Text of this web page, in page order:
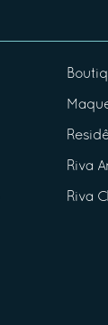
Riva
Riva